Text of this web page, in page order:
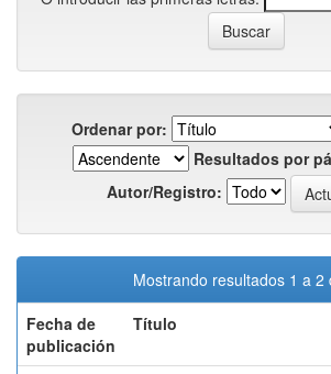
Ordenar por:
Resultados por
Autor/Registro:
Mostrando resultados 1 a 2
Fecha de
publicación
Título